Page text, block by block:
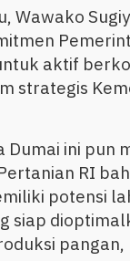
Wawako
aktif
strategis
Dumai ini pun
RI
potensi
siap
pangan,